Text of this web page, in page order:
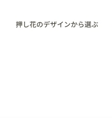
押し花のデザインから選ぶ